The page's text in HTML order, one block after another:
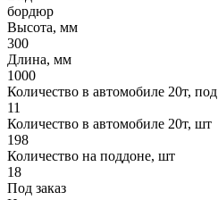
бордюр
Высота, мм
300
Длина, мм
1000
Количество в автомобиле 20т, под
11
Количество в автомобиле 20т, шт
198
Количество на поддоне, шт
18
Под заказ